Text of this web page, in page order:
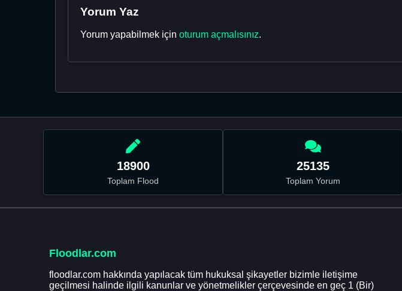
Yorum Yaz
Yorum yapabilmek için oturum açmalısınız.
18900
Toplam Flood
25135
Toplam Yorum
Floodlar.com
floodlar.com hakkında yapılacak tüm hukuksal şikayetler bizimle iletişime
geçilmesi halinde ilgili kanunlar ve yönetmelikler çerçevesinde en geç 1 (Bir)